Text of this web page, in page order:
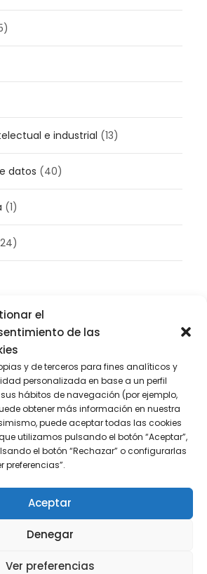
el
de las
y de terceros para fines analíticos y
personalizada en base a un perfil
hábitos de navegación (por ejemplo,
obtener más información en nuestra
puede aceptar todas las cookies
utilizamos pulsando el botón “Aceptar”,
el botón “Rechazar” o configurarlas
preferencias”.
Aceptar
Denegar
Ver preferencias
e industrial (13)
datos (40)
(1)
un despacho de abogados
en las materias de
Llevamos más de 50 años al